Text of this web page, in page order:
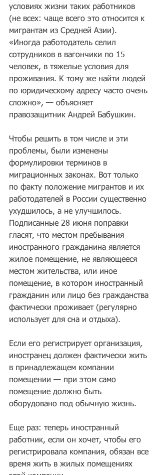
условиях жизни таких работников
(не всех: чаще всего это относится к
мигрантам из Средней Азии).
«Иногда работодатель селил
сотрудников в вагончики по 15
человек, в тяжелые условия для
проживания. К тому же найти людей
по юридическому адресу часто очень
сложно», — объясняет
правозащитник Андрей Бабушкин.
Чтобы решить в том числе и эти
проблемы, были изменены
формулировки терминов в
миграционных законах. Вот только
по факту положение мигрантов и их
работодателей в России существенно
ухудшилось, а не улучшилось.
Подписанные 28 июня поправки
гласят, что местом пребывания
иностранного гражданина является
жилое помещение, не являющееся
местом жительства, или иное
помещение, в котором иностранный
гражданин или лицо без гражданства
фактически проживает (регулярно
использует для сна и отдыха).
Если его регистрирует организация,
иностранец должен фактически жить
в принадлежащем компании
помещении — при этом само
помещение должно быть
оборудовано под обычную жизнь.
Еще раз: теперь иностранный
работник, если он хочет, чтобы его
регистрировала компания, обязан все
время жить в жилых помещениях